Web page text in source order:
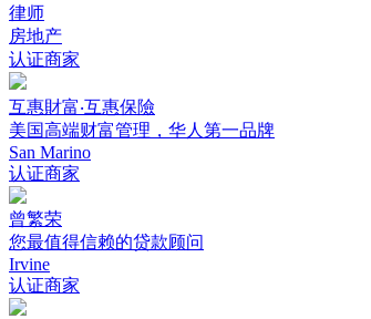
律师
房地产
认证商家
互惠財富‧互惠保險
美国高端财富管理，华人第一品牌
San Marino
认证商家
曾繁荣
您最值得信赖的贷款顾问
Irvine
认证商家